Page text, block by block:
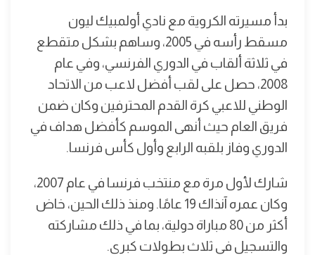
بدأ مسيرته الكروية مع نادي أولمبيك ليون
مسقط رأسه في 2005، وساهم بشكل متقطع
في ثلاثة ألقاب في الدوري الفرنسي، وفي عام
2008، حصل على لقب أفضل لاعب من الاتحاد
الوطني للاعبي كرة القدم المحترفين وكان ضمن
فريق العام حيث أنهى الموسم كأفضل هداف في
الدوري وفاز بلقبه الرابع وأول كأس فرنسا.
شارك لأول مرة مع منتخب فرنسا في عام 2007،
وكان عمره آنذاك 19 عامًا. ومنذ ذلك الحين، خاض
أكثر من 80 مباراة دولية، بما في ذلك مشاركته
والتسجيل في ثلاث بطولات كبرى.